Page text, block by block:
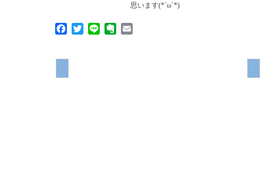
思います(*´ω`*)
FacebookTwitterLine Evernote